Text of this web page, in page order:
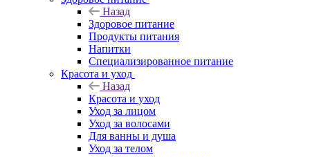
Назад
Здоровое питание
Продукты питания
Напитки
Специализированное питание
Красота и уход
Назад
Красота и уход
Уход за лицом
Уход за волосами
Для ванны и душа
Уход за телом